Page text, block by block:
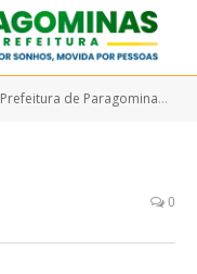
Prefeitura de Paragominas abre inscrições para cursos no Centro Cultural
0